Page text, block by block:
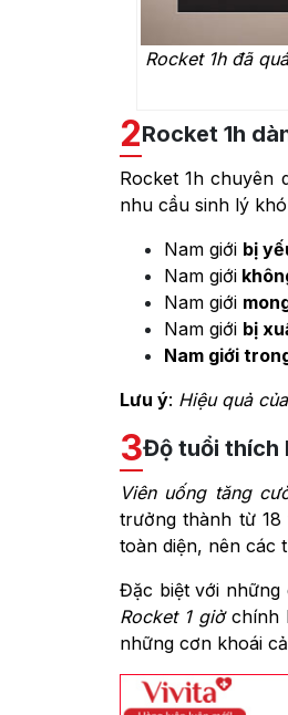
Rocket 1h đã
2Rocket 1h
Rocket 1h chuyên
nhu cầu sinh lý
Nam giới bị
Nam giới
Nam giới
Nam giới bị
Nam giới
Lưu ý: Hiệu quả
3Độ tuổi thích
Viên uống tăng
trưởng thành từ
toàn diện, nên các
Đặc biệt với những
Rocket 1 giờ chính
những cơn khoái